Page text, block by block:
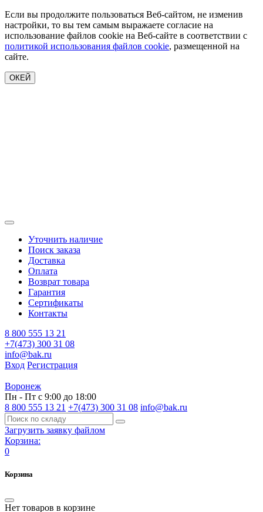
Если вы продолжите пользоваться Веб-сайтом, не изменив
настройки, то вы тем самым выражаете согласие на
использование файлов cookie на Веб-сайте в соответствии с
политикой использования файлов cookie, размещенной на
сайте.
ОКЕЙ
Уточнить наличие
Поиск заказа
Доставка
Оплата
Возврат товара
Гарантия
Сертификаты
Контакты
8 800 555 13 21
+7(473) 300 31 08
info@bak.ru
Вход Регистрация
Воронеж
Пн - Пт с 9:00 до 18:00
8 800 555 13 21 +7(473) 300 31 08 info@bak.ru
Загрузить заявку файлом
Корзина:
0
Корзина
Нет товаров в корзине